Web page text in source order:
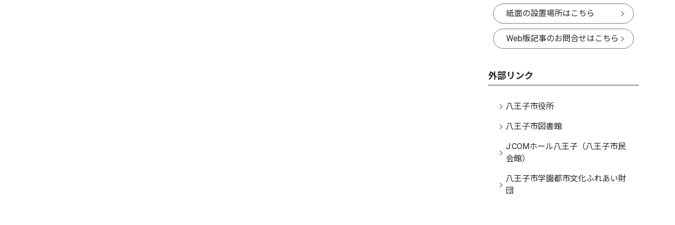
紙面の設置場所はこちら
Web版記事のお問合せはこちら
外部リンク
八王子市役所
八王子市図書館
J:COMホール八王子（八王子市民
会館）
八王子市学園都市文化ふれあい財
団